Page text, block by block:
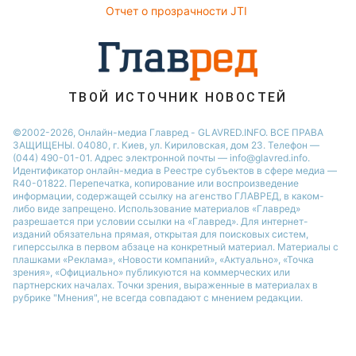
София Ротару
Ольга Сумская
Праздничное меню
Отчет о прозрачности JTI
ТВОЙ ИСТОЧНИК НОВОСТЕЙ
©2002-2026, Онлайн-медиа Главред - GLAVRED.INFO. ВСЕ ПРАВА
ЗАЩИЩЕНЫ. 04080, г. Киев, ул. Кириловская, дом 23. Телефон —
(044) 490-01-01. Адрес электронной почты — info@glavred.info.
Идентификатор онлайн-медиа в Реестре cубъектов в сфере медиа —
R40-01822. Перепечатка, копирование или воспроизведение
информации, содержащей ссылку на агенство ГЛАВРЕД, в каком-
либо виде запрещено. Использование материалов «Главред»
разрешается при условии ссылки на «Главред». Для интернет-
изданий обязательна прямая, открытая для поисковых систем,
гиперссылка в первом абзаце на конкретный материал. Материалы с
плашками «Реклама», «Новости компаний», «Актуально», «Точка
зрения», «Официально» публикуются на коммерческих или
партнерских началах. Точки зрения, выраженные в материалах в
рубрике "Мнения", не всегда совпадают с мнением редакции.